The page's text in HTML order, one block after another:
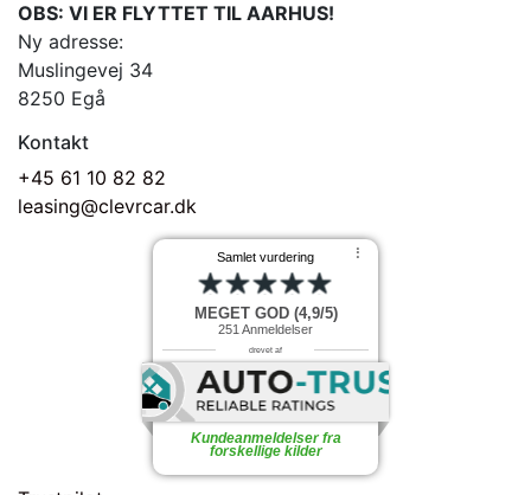
OBS: VI ER FLYTTET TIL AARHUS!
Ny adresse:
Muslingevej 34
8250 Egå
Kontakt
+45 61 10 82 82
leasing@clevrcar.dk
Samlet vurdering ⠇
MEGET GOD (4,9/5)
251 Anmeldelser
drevet af
Kundeanmeldelser fra
forskellige kilder